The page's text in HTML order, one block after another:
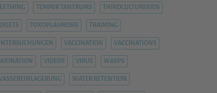
TEETHING TEMPER TANTRUMS THIRDCULTUREKIDS
TOILETS TOXOPLASMOSIS TRAINING
VACCINATION VACCINATIONS
VIDEOS VIRUS WASPS
WATER RETENTION